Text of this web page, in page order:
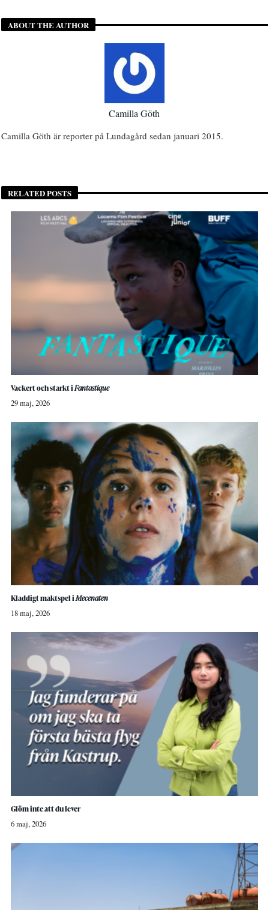
ABOUT THE AUTHOR
Camilla Göth
Camilla Göth är reporter på Lundagård sedan januari 2015.
RELATED POSTS
Vackert och starkt iFantastique
29 maj, 2026
Kladdigt maktspel iMecenaten
18 maj, 2026
Glöm inte att du lever
6 maj, 2026